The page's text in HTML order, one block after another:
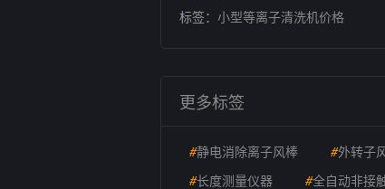
标签： 小型等离子清洗机价格
更多标签
#静电消除离子风棒 #外转子
#长度测量仪器 #全自动非接